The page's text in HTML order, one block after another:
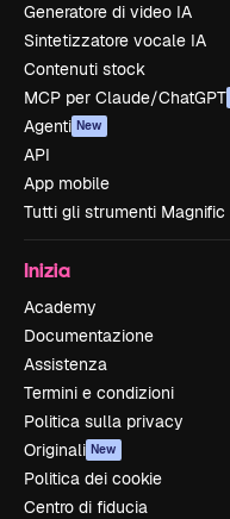
Generatore di video IA
Sintetizzatore vocale IA
Contenuti stock
MCP per Claude/ChatGPT
Agenti New
API
App mobile
Tutti gli strumenti Magnific
Inizia
Academy
Documentazione
Assistenza
Termini e condizioni
Politica sulla privacy
Originali New
Politica dei cookie
Centro di fiducia